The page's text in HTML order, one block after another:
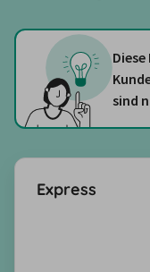
sind
Express